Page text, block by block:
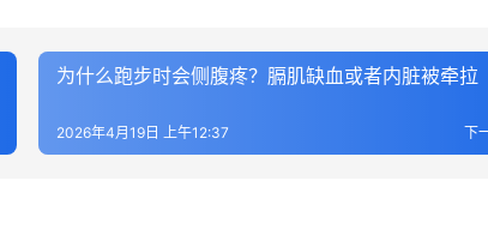
为什么跑步时会侧腹疼？膈肌缺血或者内脏被牵拉
下
2026年4月19日 上午12:37